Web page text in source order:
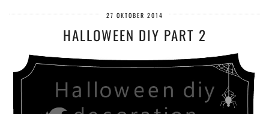
27 OKTOBER 2014
HALLOWEEN DIY PART 2